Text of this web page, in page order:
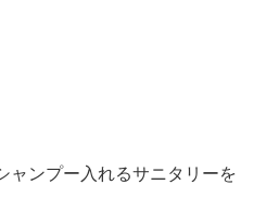
ャンプー入れるサニタリーを